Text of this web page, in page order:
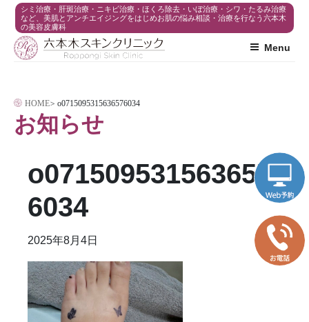
シミ治療・肝斑治療・ニキビ治療・ほくろ除去・いぼ治療・シワ・たるみ治療
など、美肌とアンチエイジングをはじめお肌の悩み相談・治療を行なう六本木
の美容皮膚科
Menu
HOME> o0715095315636576034
お知らせ
o071509531563657
6034
2025年8月4日